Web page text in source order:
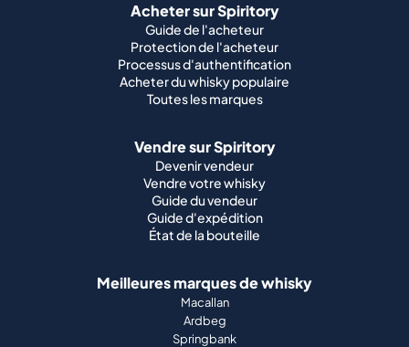
Acheter sur Spiritory
Guide de l'acheteur
Protection de l'acheteur
Processus d'authentification
Acheter du whisky populaire
Toutes les marques
Vendre sur Spiritory
Devenir vendeur
Vendre votre whisky
Guide du vendeur
Guide d'expédition
État de la bouteille
Meilleures marques de whisky
Macallan
Ardbeg
Springbank